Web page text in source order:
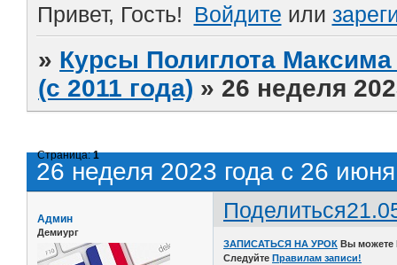
Привет, Гость! Войдите или
» Курсы Полиглота
(с 2011 года) » 26 неделя
26 неделя 2023 года с 26
Страница:1
Поделиться
Админ
Демиург
ЗАПИСАТЬСЯ НА УРОК Вы
Следуйте Правилам записи!